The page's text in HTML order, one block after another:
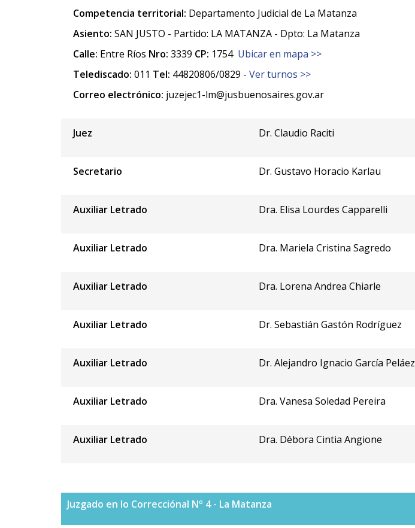
Competencia territorial: Departamento Judicial de La Matanza
Asiento: SAN JUSTO - Partido: LA MATANZA - Dpto: La Matanza
Calle: Entre Ríos Nro: 3339 CP: 1754 Ubicar en mapa >>
Telediscado: 011 Tel: 44820806/0829 - Ver turnos >>
Correo electrónico: juzejec1-lm@jusbuenosaires.gov.ar
Juez Dr. Claudio Raciti
Secretario Dr. Gustavo Horacio Karlau
Auxiliar Letrado Dra. Elisa Lourdes Capparelli
Auxiliar Letrado Dra. Mariela Cristina Sagredo
Auxiliar Letrado Dra. Lorena Andrea Chiarle
Auxiliar Letrado Dr. Sebastián Gastón Rodríguez
Auxiliar Letrado Dr. Alejandro Ignacio García Peláez
Auxiliar Letrado Dra. Vanesa Soledad Pereira
Auxiliar Letrado Dra. Débora Cintia Angione
Juzgado en lo Correcciónal Nº 4 - La Matanza